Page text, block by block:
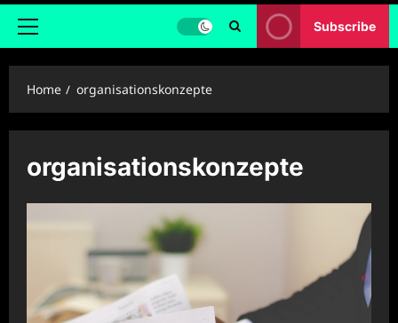
Primary
Subscribe
Home organisationskonzepte
organisationskonzepte